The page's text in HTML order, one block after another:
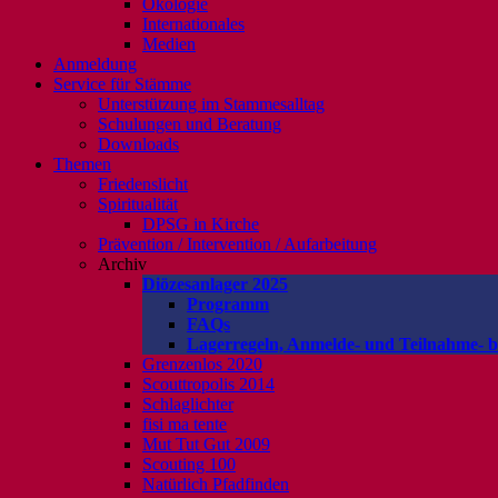
Ökologie
Internationales
Medien
Anmeldung
Service für Stämme
Unterstützung im Stammesalltag
Schulungen und Beratung
Downloads
Themen
Friedenslicht
Spiritualität
DPSG in Kirche
Prävention / Intervention / Aufarbeitung
Archiv
Diözesanlager 2025
Programm
FAQs
Lagerregeln, Anmelde- und Teilnahme-
Grenzenlos 2020
Scouttropolis 2014
Schlaglichter
fisi ma tente
Mut Tut Gut 2009
Scouting 100
Natürlich Pfadfinden